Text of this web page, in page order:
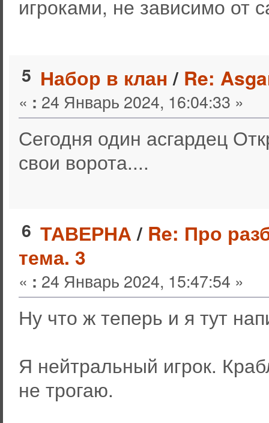
игроками, не зависимо от
5 Набор в клан/ Re:
« : 24 Январь 2024, 16:04:33 »
Сегодня один асгардец
свои ворота....
6 ТАВЕРНА/ Re: Про
тема. 3
« : 24 Январь 2024, 15:47:54 »
Ну что ж теперь и я тут
Я нейтральный игрок.
не трогаю.